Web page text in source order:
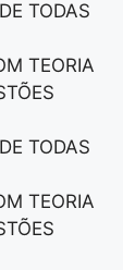
TODAS
TEORIA
TODAS
TEORIA